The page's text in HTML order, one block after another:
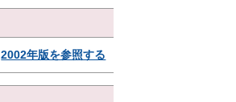
2002年版を参照する